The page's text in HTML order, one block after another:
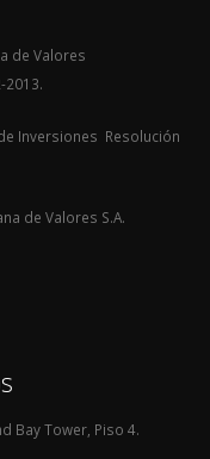
de Valores
2013.
Inversiones Resolución
de Valores S.A.
Bay Tower, Piso 4.